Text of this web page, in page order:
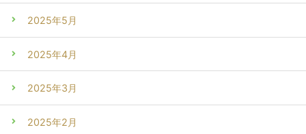
2025年5月
2025年4月
2025年3月
2025年2月